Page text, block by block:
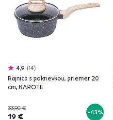
4,9 14
Rajnica s pokrievkou, priemer 20
cm, KAROTE
33,90 €
19 € -43%